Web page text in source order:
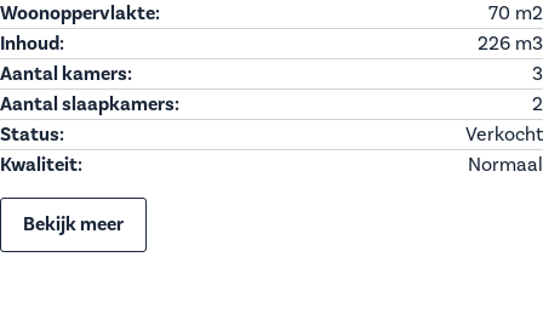
Woonoppervlakte: 70 m2
Inhoud: 226 m3
Aantal kamers: 3
Aantal slaapkamers: 2
Status: Verkocht
Kwaliteit: Normaal
Bekijk meer